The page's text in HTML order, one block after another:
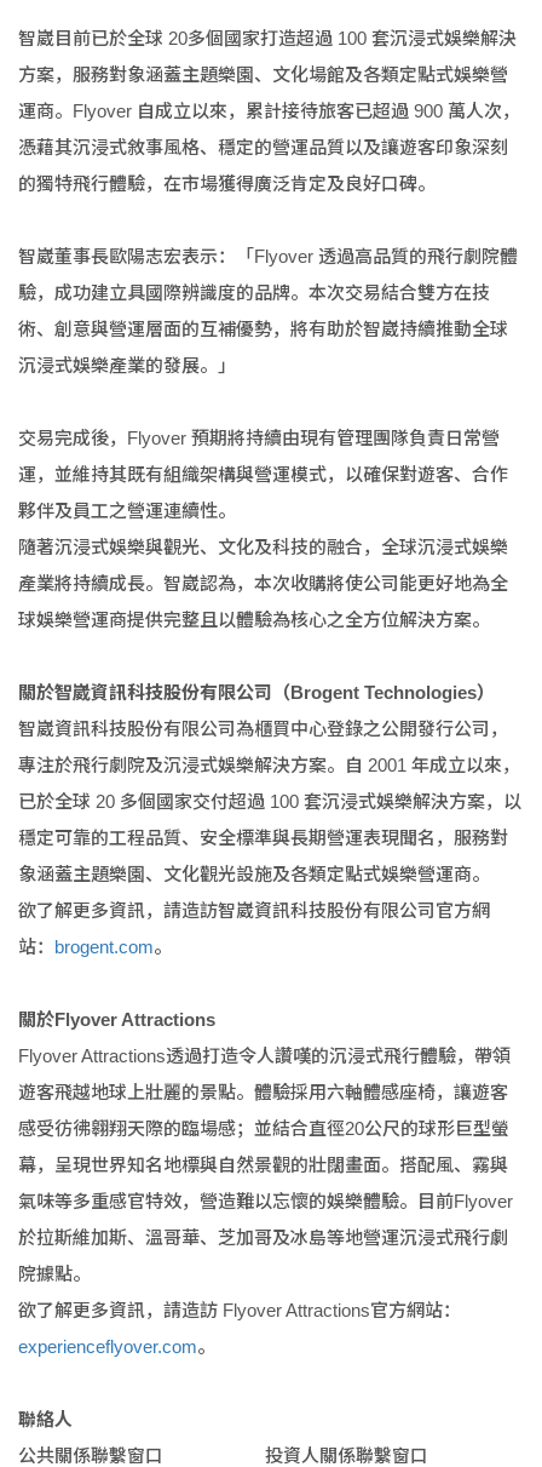
智崴目前已於全球 20多個國家打造超過 100 套沉浸式娛樂解決
方案，服務對象涵蓋主題樂園、文化場館及各類定點式娛樂營
運商。Flyover 自成立以來，累計接待旅客已超過 900 萬人次，
憑藉其沉浸式敘事風格、穩定的營運品質以及讓遊客印象深刻
的獨特飛行體驗，在市場獲得廣泛肯定及良好口碑。
智崴董事長歐陽志宏表示：「Flyover 透過高品質的飛行劇院體
驗，成功建立具國際辨識度的品牌。本次交易結合雙方在技
術、創意與營運層面的互補優勢，將有助於智崴持續推動全球
沉浸式娛樂產業的發展。」
交易完成後，Flyover 預期將持續由現有管理團隊負責日常營
運，並維持其既有組織架構與營運模式，以確保對遊客、合作
夥伴及員工之營運連續性。
隨著沉浸式娛樂與觀光、文化及科技的融合，全球沉浸式娛樂
產業將持續成長。智崴認為，本次收購將使公司能更好地為全
球娛樂營運商提供完整且以體驗為核心之全方位解決方案。
關於智崴資訊科技股份有限公司（Brogent Technologies）
智崴資訊科技股份有限公司為櫃買中心登錄之公開發行公司，
專注於飛行劇院及沉浸式娛樂解決方案。自 2001 年成立以來，
已於全球 20 多個國家交付超過 100 套沉浸式娛樂解決方案，以
穩定可靠的工程品質、安全標準與長期營運表現聞名，服務對
象涵蓋主題樂園、文化觀光設施及各類定點式娛樂營運商。
欲了解更多資訊，請造訪智崴資訊科技股份有限公司官方網
站： brogent.com。
關於Flyover Attractions
Flyover Attractions透過打造令人讚嘆的沉浸式飛行體驗，帶領
遊客飛越地球上壯麗的景點。體驗採用六軸體感座椅，讓遊客
感受彷彿翱翔天際的臨場感；並結合直徑20公尺的球形巨型螢
幕，呈現世界知名地標與自然景觀的壯闊畫面。搭配風、霧與
氣味等多重感官特效，營造難以忘懷的娛樂體驗。目前Flyover
於拉斯維加斯、溫哥華、芝加哥及冰島等地營運沉浸式飛行劇
院據點。
欲了解更多資訊，請造訪 Flyover Attractions官方網站：
experienceflyover.com。
聯絡人
公共關係聯繫窗口
投資人關係聯繫窗口